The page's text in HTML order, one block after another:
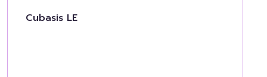
Cubasis LE